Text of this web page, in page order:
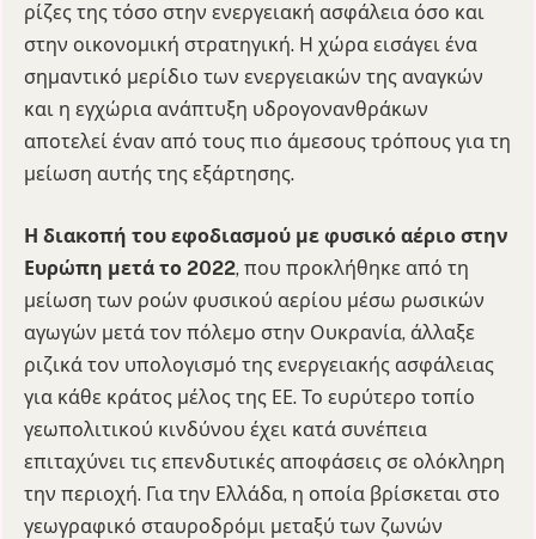
ρίζες της τόσο στην ενεργειακή ασφάλεια όσο και
στην οικονομική στρατηγική. Η χώρα εισάγει ένα
σημαντικό μερίδιο των ενεργειακών της αναγκών
και η εγχώρια ανάπτυξη υδρογονανθράκων
αποτελεί έναν από τους πιο άμεσους τρόπους για τη
μείωση αυτής της εξάρτησης.
Η διακοπή του εφοδιασμού με φυσικό αέριο στην
Ευρώπη μετά το 2022, που προκλήθηκε από τη
μείωση των ροών φυσικού αερίου μέσω ρωσικών
αγωγών μετά τον πόλεμο στην Ουκρανία, άλλαξε
ριζικά τον υπολογισμό της ενεργειακής ασφάλειας
για κάθε κράτος μέλος της ΕΕ. Το ευρύτερο τοπίο
γεωπολιτικού κινδύνου έχει κατά συνέπεια
επιταχύνει τις επενδυτικές αποφάσεις σε ολόκληρη
την περιοχή. Για την Ελλάδα, η οποία βρίσκεται στο
γεωγραφικό σταυροδρόμι μεταξύ των ζωνών